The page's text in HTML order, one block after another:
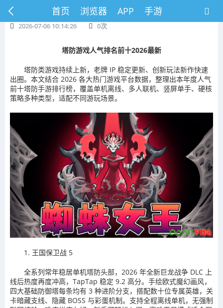
首页 浏览器 APP 手游
2026-07-06 10:14:26 0次
塔防游戏人气排名前十2026最新
塔防类游戏持续上新，老牌 IP 稳定更新、创新玩法新作快速
出圈。本文结合 2026 各大热门游戏平台数据，整理出本年度人气
前十塔防手游排行榜，覆盖单机离线、多人联机、竖屏单手、硬核
策略多种类型，适配不同游玩场景。
1. 王国保卫战 5
全系列常年稳居单机塔防头部，2026 年全新巨龙战争 DLC 上
线后热度再度冲高，TapTap 稳定 9.2 高分。手绘欧式魔幻画风，
四大基础防御塔每条均有 3 种进阶分支，搭配数十位专属英雄，关
卡暗藏支线、隐藏 BOSS 与彩蛋机制。支持全程离线单机，无强制